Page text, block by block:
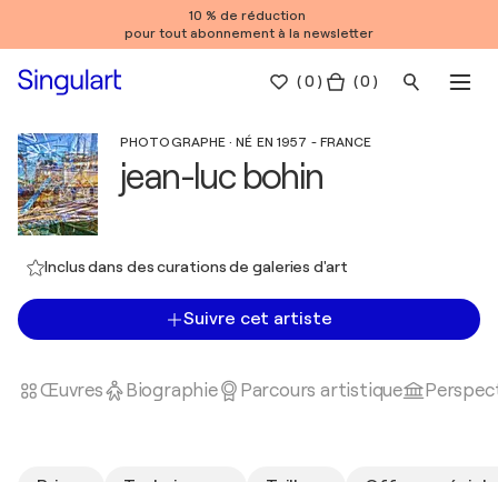
10 % de réduction
pour tout abonnement à la newsletter
(0 ) ( 0 )
PHOTOGRAPHE · NÉ EN 1957 - FRANCE
jean-luc bohin
Inclus dans des curations de galeries d'art
Suivre cet artiste
Œuvres Biographie Parcours artistique